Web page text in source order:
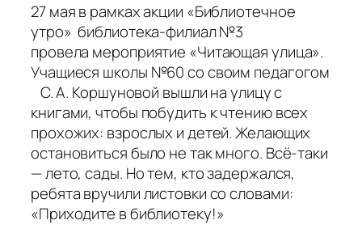
27 мая в рамках акции «Библиотечное
утро» библиотека-филиал №3
провела мероприятие «Читающая улица».
Учащиеся школы №60 со своим педагогом
С. А. Коршуновой вышли на улицу с
книгами, чтобы побудить к чтению всех
прохожих: взрослых и детей. Желающих
остановиться было не так много. Всё-таки
— лето, сады. Но тем, кто задержался,
ребята вручили листовки со словами:
«Приходите в библиотеку!»